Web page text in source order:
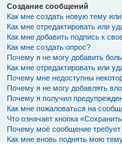
Создание сообщений
Как мне создать новую тему
Как мне отредактировать или
Как мне добавить подпись к
Как мне создать опрос?
Почему я не могу добавить
Как мне отредактировать или
Почему мне недоступны
Почему я не могу добавлять
Почему я получил
Как мне пожаловаться на
Что означает кнопка
Почему моё сообщение требует
Как мне вновь поднять мою